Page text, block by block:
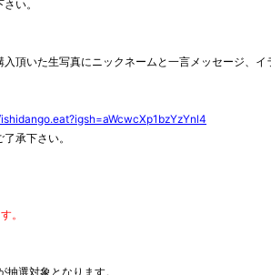
い。
頂いた生写真にニックネームと一言メッセージ、イ
承下さい。
。
選対象となります。